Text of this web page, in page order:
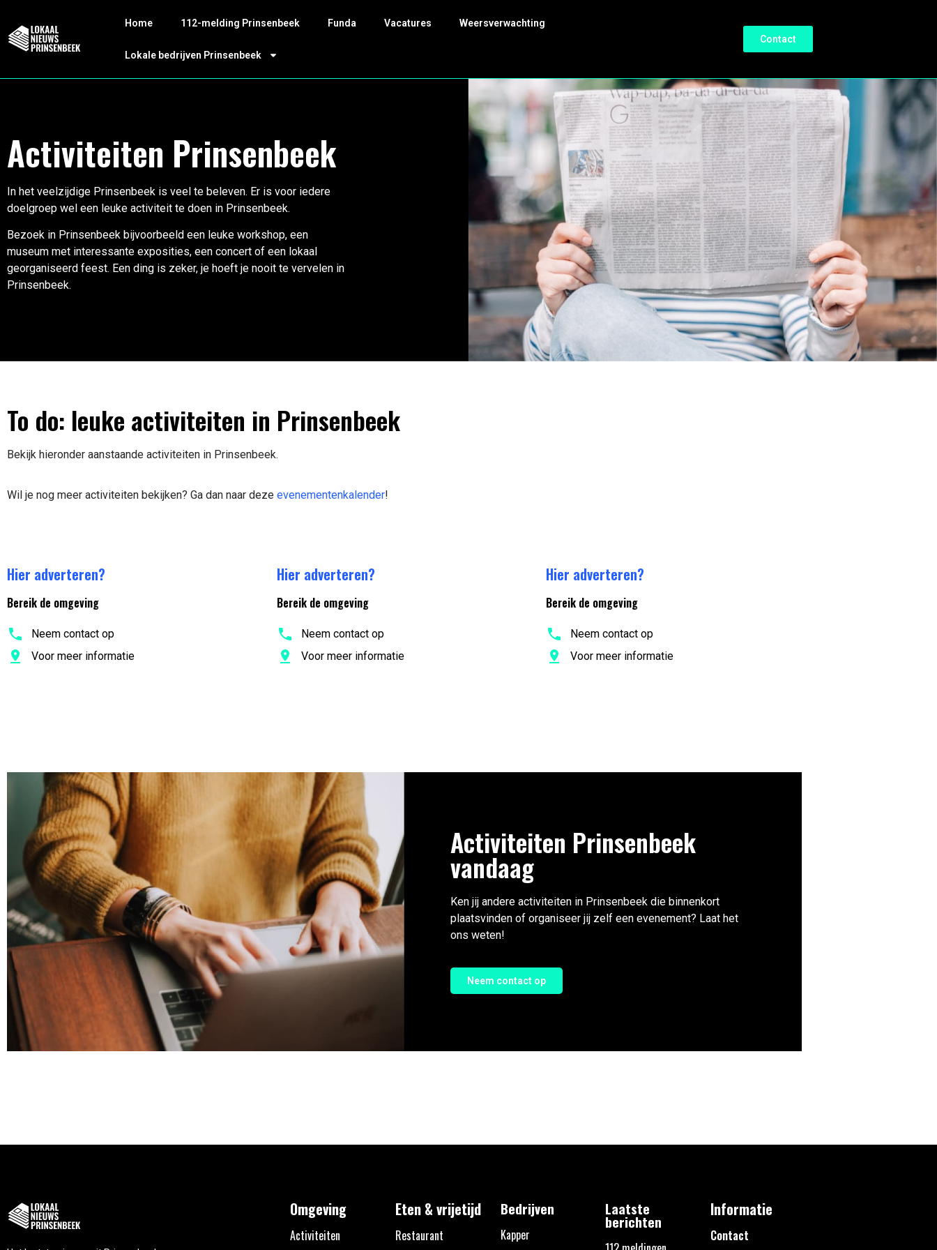
Home 112-melding Prinsenbeek Funda Vacatures Weersverwachting
Lokale bedrijven Prinsenbeek
Contact
Activiteiten Prinsenbeek
In het veelzijdige Prinsenbeek is veel te beleven. Er is voor iedere
doelgroep wel een leuke activiteit te doen in Prinsenbeek.
Bezoek in Prinsenbeek bijvoorbeeld een leuke workshop, een
museum met interessante exposities, een concert of een lokaal
georganiseerd feest. Een ding is zeker, je hoeft je nooit te vervelen in
Prinsenbeek.
To do: leuke activiteiten in Prinsenbeek
Bekijk hieronder aanstaande activiteiten in Prinsenbeek.
Wil je nog meer activiteiten bekijken? Ga dan naar deze evenementenkalender!
Hier adverteren?
Bereik de omgeving
Neem contact op
Voor meer informatie
Hier adverteren?
Bereik de omgeving
Neem contact op
Voor meer informatie
Hier adverteren?
Bereik de omgeving
Neem contact op
Voor meer informatie
Activiteiten Prinsenbeek
vandaag
Ken jij andere activiteiten in Prinsenbeek die binnenkort
plaatsvinden of organiseer jij zelf een evenement? Laat het
ons weten!
Neem contact op
Omgeving
Activiteiten
Eten & vrijetijd
Restaurant
Bedrijven
Kapper
Laatste
berichten
Informatie
Contact